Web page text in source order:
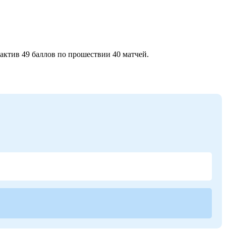
49 баллов по прошествии 40 матчей.